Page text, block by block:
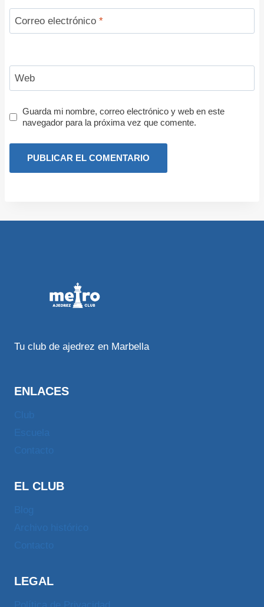
Correo electrónico *
Web
Guarda mi nombre, correo electrónico y web en este
navegador para la próxima vez que comente.
Tu club de ajedrez en Marbella
ENLACES
EL CLUB
LEGAL